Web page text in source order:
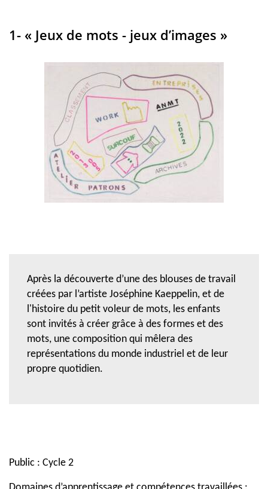
1- « Jeux de mots - jeux d’images »
Après la découverte d’une des blouses de travail
créées par l’artiste Joséphine Kaeppelin, et de
l'histoire du petit voleur de mots, les enfants
sont invités à créer grâce à des formes et des
mots, une composition qui mêlera des
représentations du monde industriel et de leur
propre quotidien.
Public : Cycle 2